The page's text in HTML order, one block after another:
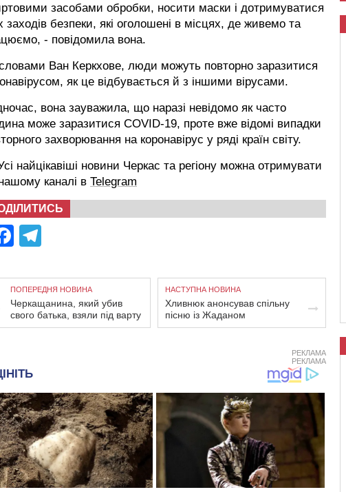
засобами обробки, носити маски і дотримуватися
заходів безпеки, які оголошені в місцях, де живемо та
- повідомила вона.
Ван Керкхове, люди можуть повторно заразитися
як це відбувається й з іншими вірусами.
вона зауважила, що наразі невідомо як часто
може заразитися COVID-19, проте вже відомі випадки
захворювання на коронавірус у ряді країн світу.
найцікавіші новини Черкас та регіону можна отримувати
каналі в Telegram
Facebook
ПОПЕРЕДНЯ НОВИНА
Черкащанина, який убив
свого батька, взяли під варту
НАСТУПНА НОВИНА
Хливнюк анонсував спільну
пісню із Жаданом
РЕКЛАМА
РЕКЛАМА